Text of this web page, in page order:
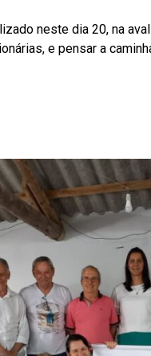
neste dia 20, na
e pensar a